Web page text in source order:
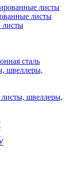
листы
листы
листы
сталь
швеллеры,
швеллеры,